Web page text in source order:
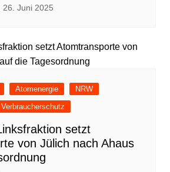
26. Juni 2025
Atomenergie
NRW
Verbraucherschutz
setzt
von Jülich nach Ahaus